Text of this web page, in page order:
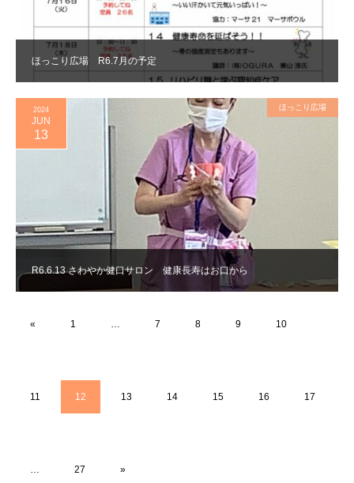
ほっこり広場 R6.7月の予定
R6.6.13 さわやか健口サロン 健康長寿はお口から
2024
JUN
13
ほっこり広場
« 1 … 7 8 9 10
11 12 13 14 15 16 17
… 27 »